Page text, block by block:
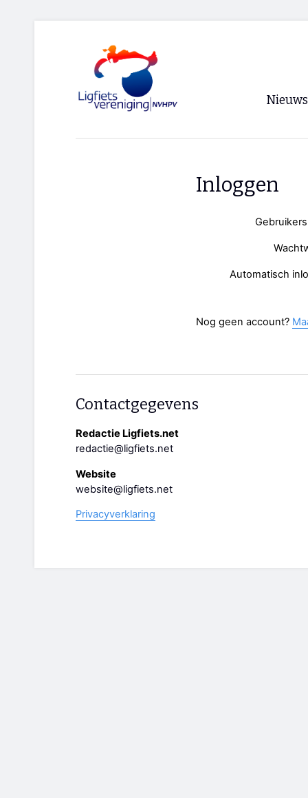
Nieuws
Inloggen
Automatisch
Nog geen account?
Contactgegevens
Redactie Ligfiets.net
redactie@ligfiets.net
Website
website@ligfiets.net
Privacyverklaring